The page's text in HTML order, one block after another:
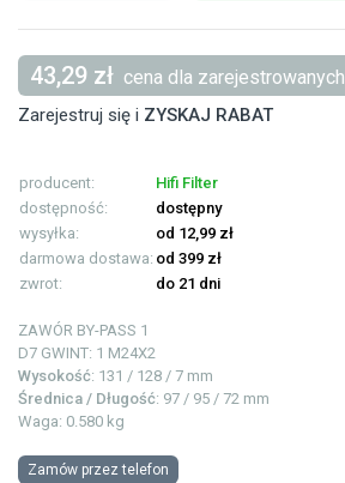
43,29 zł cena dla zarejestrowanych
Zarejestruj się i ZYSKAJ RABAT
producent:
Hifi Filter
dostępność:
dostępny
wysyłka:
od 12,99 zł
darmowa dostawa: od 399 zł
zwrot:
do 21 dni
ZAWÓR BY-PASS 1
D7 GWINT: 1 M24X2
Wysokość: 131 / 128 / 7 mm
Średnica / Długość: 97 / 95 / 72 mm
Waga: 0.580 kg
Zamów przez telefon